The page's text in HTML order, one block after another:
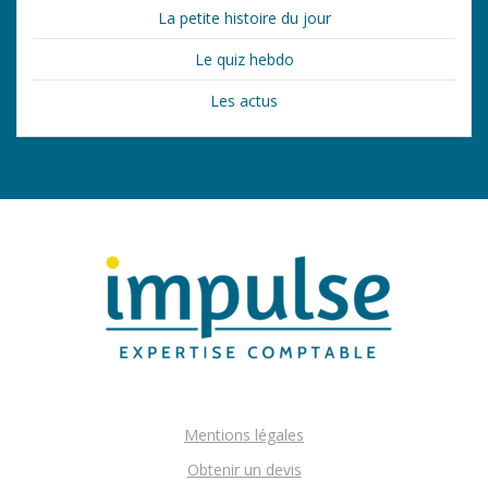
La petite histoire du jour
Le quiz hebdo
Les actus
Mentions légales
Obtenir un devis